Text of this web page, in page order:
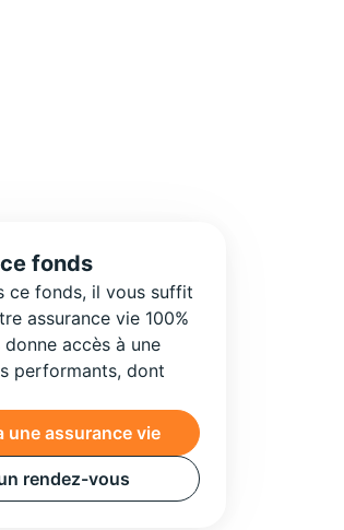
fonds
ce fonds, il vous suffit
assurance vie 100%
accès à une
performants, dont
une assurance vie
rendez-vous